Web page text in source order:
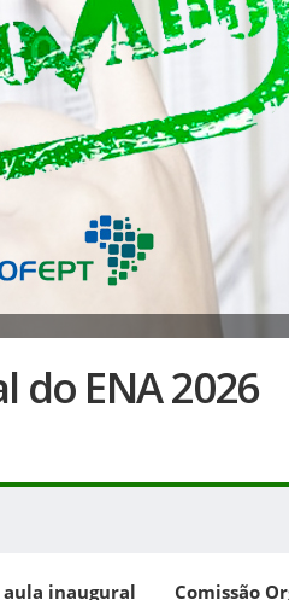
do ENA 2026
aula inaugural Comissão